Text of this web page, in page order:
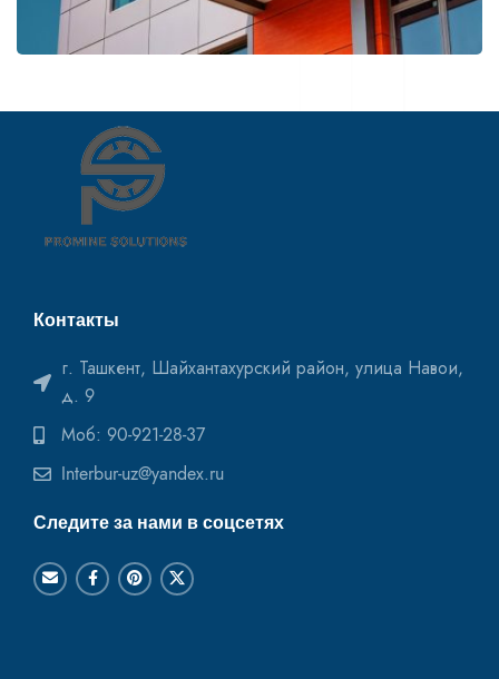
Контакты
г. Ташкент, Шайхантахурский район, улица Навои,
д. 9
Моб: 90-921-28-37
Interbur-uz@yandex.ru
Следите за нами в соцсетях